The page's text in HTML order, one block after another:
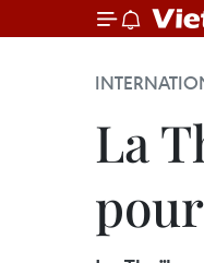
La